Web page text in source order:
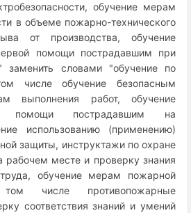
обучение мерам
в объеме пожарно-технического
от производства, обучение
помощи пострадавшим при
заменить словами "обучение по
числе обучение безопасным
выполнения работ, обучение
помощи пострадавшим на
использованию (применению)
защиты, инструктажи по охране
рабочем месте и проверку знания
обучение мерам пожарной
числе противопожарные
соответствия знаний и умений